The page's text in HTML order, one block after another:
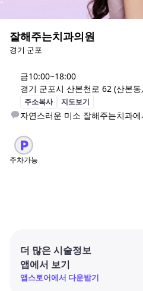
잘해주는치과의원
경기 군포
금10:00~18:00
경기 군포시 산본천로 62 (산본
주소복사 지도보기
자연스러운 미소 잘해주는치과
주차가능
더 많은 시술정보
앱에서 보기
앱스토어에서 다운받기